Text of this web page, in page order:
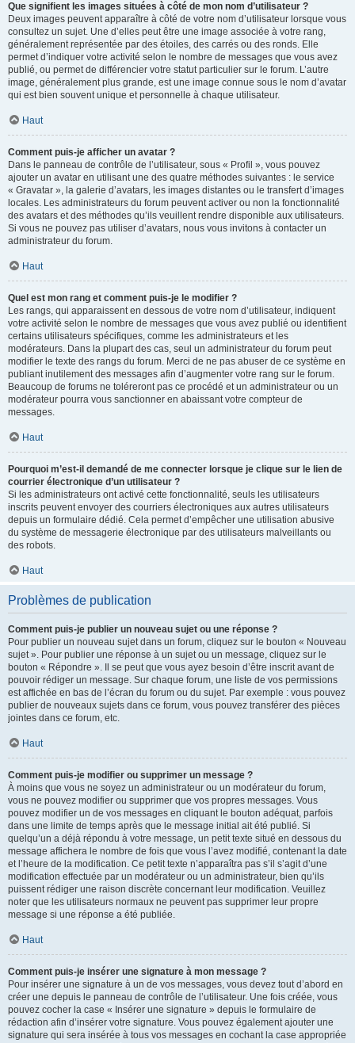
Que signifient les images situées à côté de mon nom d’utilisateur ?
Deux images peuvent apparaître à côté de votre nom d’utilisateur lorsque vous
consultez un sujet. Une d’elles peut être une image associée à votre rang,
généralement représentée par des étoiles, des carrés ou des ronds. Elle
permet d’indiquer votre activité selon le nombre de messages que vous avez
publié, ou permet de différencier votre statut particulier sur le forum. L’autre
image, généralement plus grande, est une image connue sous le nom d’avatar
qui est bien souvent unique et personnelle à chaque utilisateur.
Haut
Comment puis-je afficher un avatar ?
Dans le panneau de contrôle de l’utilisateur, sous « Profil », vous pouvez
ajouter un avatar en utilisant une des quatre méthodes suivantes : le service
« Gravatar », la galerie d’avatars, les images distantes ou le transfert d’images
locales. Les administrateurs du forum peuvent activer ou non la fonctionnalité
des avatars et des méthodes qu’ils veuillent rendre disponible aux utilisateurs.
Si vous ne pouvez pas utiliser d’avatars, nous vous invitons à contacter un
administrateur du forum.
Haut
Quel est mon rang et comment puis-je le modifier ?
Les rangs, qui apparaissent en dessous de votre nom d’utilisateur, indiquent
votre activité selon le nombre de messages que vous avez publié ou identifient
certains utilisateurs spécifiques, comme les administrateurs et les
modérateurs. Dans la plupart des cas, seul un administrateur du forum peut
modifier le texte des rangs du forum. Merci de ne pas abuser de ce système en
publiant inutilement des messages afin d’augmenter votre rang sur le forum.
Beaucoup de forums ne toléreront pas ce procédé et un administrateur ou un
modérateur pourra vous sanctionner en abaissant votre compteur de
messages.
Haut
Pourquoi m’est-il demandé de me connecter lorsque je clique sur le lien de
courrier électronique d’un utilisateur ?
Si les administrateurs ont activé cette fonctionnalité, seuls les utilisateurs
inscrits peuvent envoyer des courriers électroniques aux autres utilisateurs
depuis un formulaire dédié. Cela permet d’empêcher une utilisation abusive
du système de messagerie électronique par des utilisateurs malveillants ou
des robots.
Haut
Problèmes de publication
Comment puis-je publier un nouveau sujet ou une réponse ?
Pour publier un nouveau sujet dans un forum, cliquez sur le bouton « Nouveau
sujet ». Pour publier une réponse à un sujet ou un message, cliquez sur le
bouton « Répondre ». Il se peut que vous ayez besoin d’être inscrit avant de
pouvoir rédiger un message. Sur chaque forum, une liste de vos permissions
est affichée en bas de l’écran du forum ou du sujet. Par exemple : vous pouvez
publier de nouveaux sujets dans ce forum, vous pouvez transférer des pièces
jointes dans ce forum, etc.
Haut
Comment puis-je modifier ou supprimer un message ?
À moins que vous ne soyez un administrateur ou un modérateur du forum,
vous ne pouvez modifier ou supprimer que vos propres messages. Vous
pouvez modifier un de vos messages en cliquant le bouton adéquat, parfois
dans une limite de temps après que le message initial ait été publié. Si
quelqu’un a déjà répondu à votre message, un petit texte situé en dessous du
message affichera le nombre de fois que vous l’avez modifié, contenant la date
et l’heure de la modification. Ce petit texte n’apparaîtra pas s’il s’agit d’une
modification effectuée par un modérateur ou un administrateur, bien qu’ils
puissent rédiger une raison discrète concernant leur modification. Veuillez
noter que les utilisateurs normaux ne peuvent pas supprimer leur propre
message si une réponse a été publiée.
Haut
Comment puis-je insérer une signature à mon message ?
Pour insérer une signature à un de vos messages, vous devez tout d’abord en
créer une depuis le panneau de contrôle de l’utilisateur. Une fois créée, vous
pouvez cocher la case « Insérer une signature » depuis le formulaire de
rédaction afin d’insérer votre signature. Vous pouvez également ajouter une
signature qui sera insérée à tous vos messages en cochant la case appropriée